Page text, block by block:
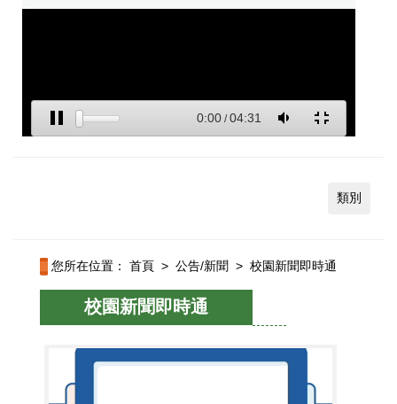
類別
您所在位置： 首頁 > 公告/新聞 > 校園新聞即時通
校園新聞即時通